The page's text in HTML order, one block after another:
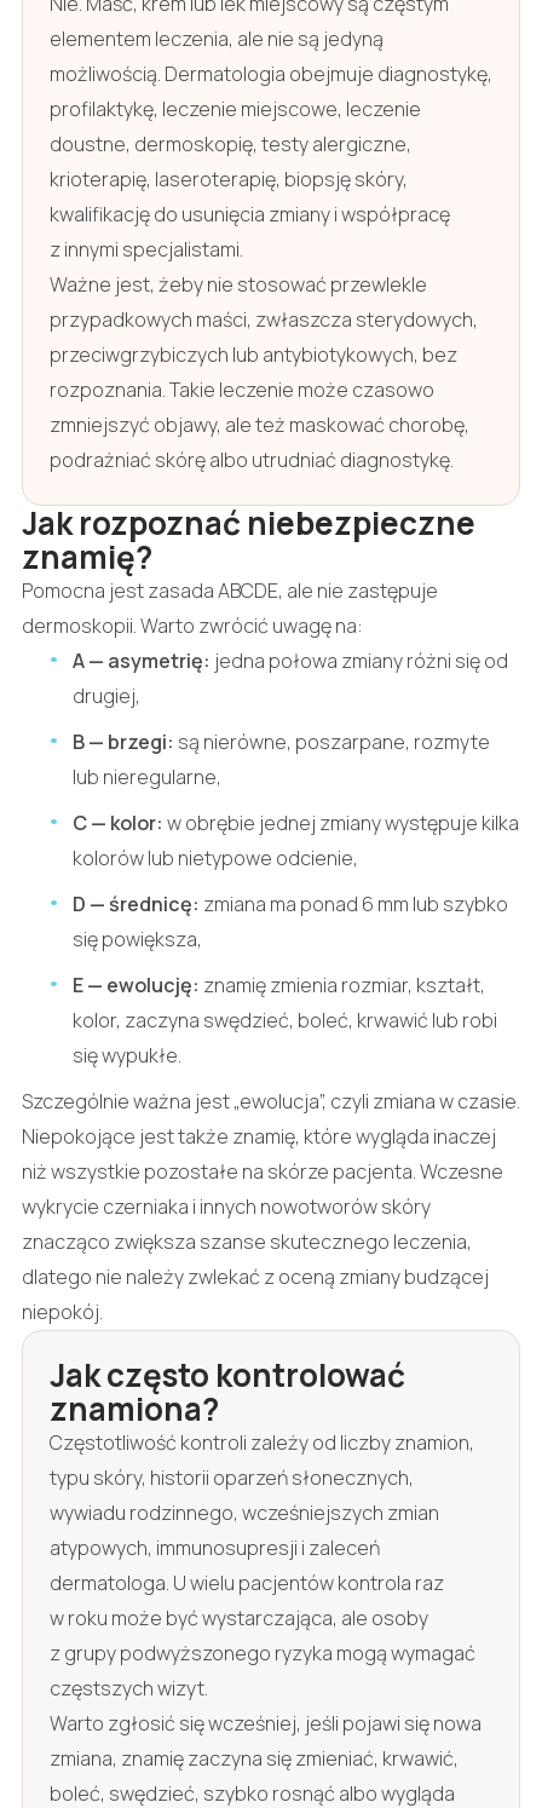
elementem leczenia, ale nie są jedyną
możliwością. Dermatologia obejmuje diagnostykę,
profilaktykę, leczenie miejscowe, leczenie
doustne, dermoskopię, testy alergiczne,
krioterapię, laseroterapię, biopsję skóry,
kwalifikację do usunięcia zmiany i współpracę
z innymi specjalistami.
Ważne jest, żeby nie stosować przewlekle
przypadkowych maści, zwłaszcza sterydowych,
przeciwgrzybiczych lub antybiotykowych, bez
rozpoznania. Takie leczenie może czasowo
zmniejszyć objawy, ale też maskować chorobę,
podrażniać skórę albo utrudniać diagnostykę.
Jak rozpoznać niebezpieczne
znamię?
Pomocna jest zasada ABCDE, ale nie zastępuje
dermoskopii. Warto zwrócić uwagę na:
A — asymetrię: jedna połowa zmiany różni się od
drugiej,
B — brzegi: są nierówne, poszarpane, rozmyte
lub nieregularne,
C — kolor: w obrębie jednej zmiany występuje kilka
kolorów lub nietypowe odcienie,
D — średnicę: zmiana ma ponad 6 mm lub szybko
się powiększa,
E — ewolucję: znamię zmienia rozmiar, kształt,
kolor, zaczyna swędzieć, boleć, krwawić lub robi
się wypukłe.
Szczególnie ważna jest „ewolucja”, czyli zmiana w czasie.
Niepokojące jest także znamię, które wygląda inaczej
niż wszystkie pozostałe na skórze pacjenta. Wczesne
wykrycie czerniaka i innych nowotworów skóry
znacząco zwiększa szanse skutecznego leczenia,
dlatego nie należy zwlekać z oceną zmiany budzącej
niepokój.
Jak często kontrolować
znamiona?
Częstotliwość kontroli zależy od liczby znamion,
typu skóry, historii oparzeń słonecznych,
wywiadu rodzinnego, wcześniejszych zmian
atypowych, immunosupresji i zaleceń
dermatologa. U wielu pacjentów kontrola raz
w roku może być wystarczająca, ale osoby
z grupy podwyższonego ryzyka mogą wymagać
częstszych wizyt.
Warto zgłosić się wcześniej, jeśli pojawi się nowa
zmiana, znamię zaczyna się zmieniać, krwawić,
boleć, swędzieć, szybko rosnąć albo wygląda